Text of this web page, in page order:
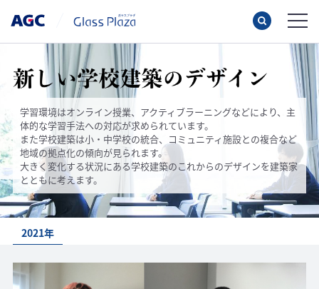
学習環境はオンライン授業、アクティブラーニングなどにより、主
体的な学習手法への対応が求められています。
また学校建築は小・中学校の統合、コミュニティ施設との複合など
地域の拠点化の傾向が見られます。
大きく変化する状況にある学校建築のこれからのデザインを建築家
とともに考えます。
2021年